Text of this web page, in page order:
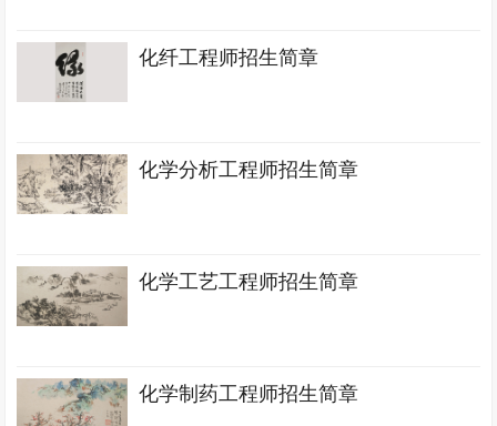
化纤工程师招生简章
化学分析工程师招生简章
化学工艺工程师招生简章
化学制药工程师招生简章